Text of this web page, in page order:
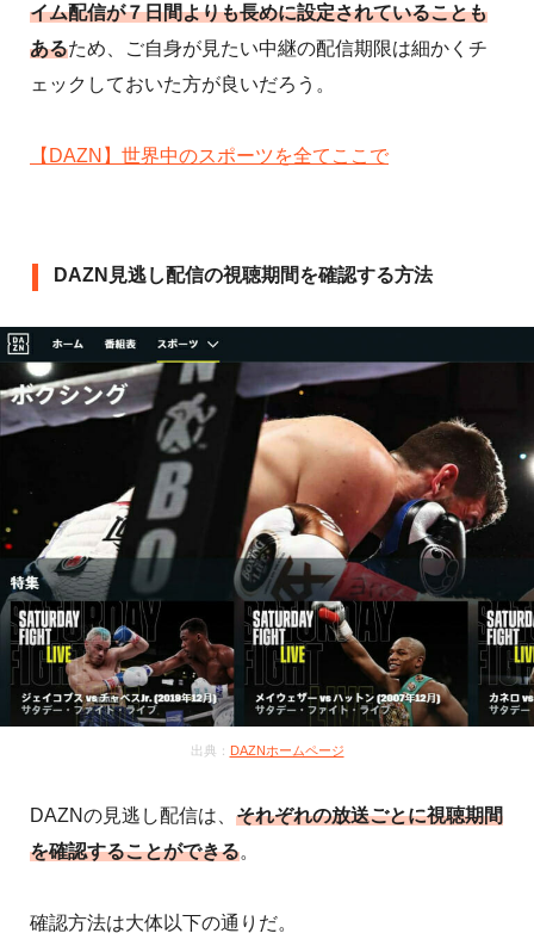
イム配信が７日間よりも長めに設定されていることも
あるため、ご自身が見たい中継の配信期限は細かくチ
ェックしておいた方が良いだろう。
【DAZN】世界中のスポーツを全てここで
DAZN見逃し配信の視聴期間を確認する方法
出典： DAZNホームページ
DAZNの見逃し配信は、 それぞれの放送ごとに視聴期間
を確認することができる。
確認方法は大体以下の通りだ。